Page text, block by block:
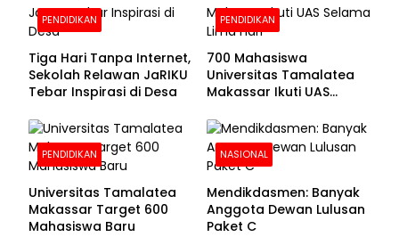
PENDIDIKAN
Tiga Hari Tanpa Internet,
Sekolah Relawan JaRIKU
Tebar Inspirasi di Desa
PENDIDIKAN
700 Mahasiswa
Universitas Tamalatea
Makassar Ikuti UAS
PENDIDIKAN
Universitas Tamalatea
Makassar Target 600
Mahasiswa Baru
NASIONAL
Mendikdasmen: Banyak
Anggota Dewan Lulusan
Paket C